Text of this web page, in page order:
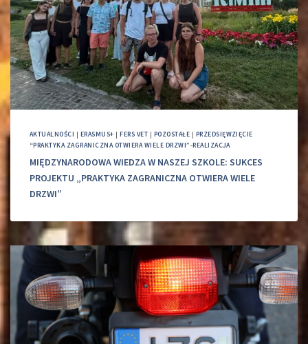
AKTUALNOŚCI | ERASMUS+ |FERS VET | POZOSTAŁE | PRZEDSIĘWZIĘCIE
“PRAKTYKA ZAGRANICZNA OTWIERA WIELE DRZWI”-REALIZACJA
MIĘDZYNARODOWA WIEDZA W NASZEJ SZKOLE: SUKCES
PROJEKTU „PRAKTYKA ZAGRANICZNA OTWIERA WIELE
DRZWI”